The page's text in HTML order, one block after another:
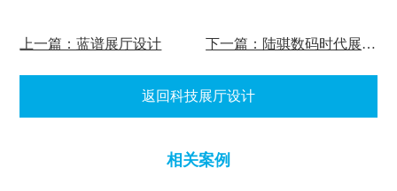
上一篇：蓝谱展厅设计 下一篇：陆骐数码时代展厅设计
返回科技展厅设计
相关案例